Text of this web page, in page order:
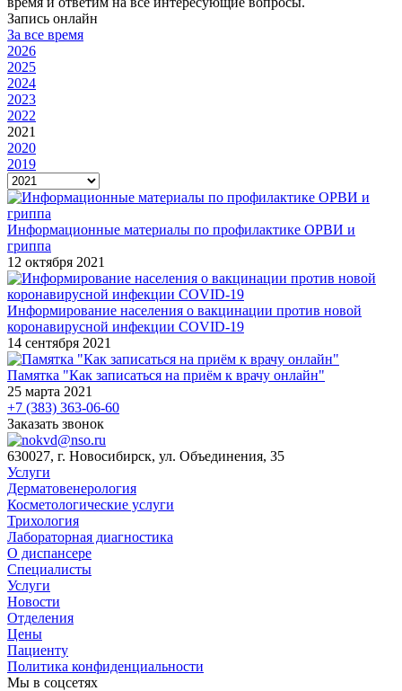
Запись онлайн
За все время
2026
2025
2024
2023
2022
2021
2020
2019
Информационные материалы по профилактике ОРВИ и
гриппа
12 октября 2021
Информирование населения о вакцинации против новой
коронавирусной инфекции COVID-19
14 сентября 2021
Памятка "Как записаться на приём к врачу онлайн"
25 марта 2021
+7 (383) 363-06-60
Заказать звонок
630027, г. Новосибирск, ул. Объединения, 35
Услуги
Дерматовенерология
Косметологические услуги
Трихология
Лабораторная диагностика
О диспансере
Специалисты
Услуги
Новости
Отделения
Цены
Пациенту
Политика конфиденциальности
Мы в соцсетях